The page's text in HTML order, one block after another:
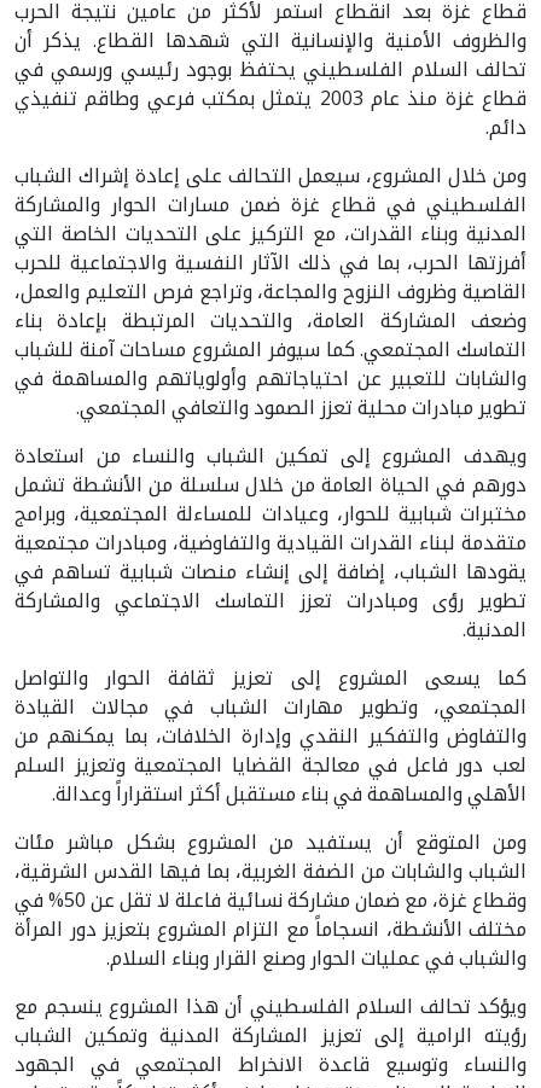
قطاع غزة بعد انقطاع استمر لأكثر من عامين نتيجة الحرب
والظروف الأمنية والإنسانية التي شهدها القطاع. يذكر أن
تحالف السلام الفلسطيني يحتفظ بوجود رئيسي ورسمي في
قطاع غزة منذ عام 2003 يتمثل بمكتب فرعي وطاقم تنفيذي
دائم.
ومن خلال المشروع، سيعمل التحالف على إعادة إشراك الشباب
الفلسطيني في قطاع غزة ضمن مسارات الحوار والمشاركة
المدنية وبناء القدرات، مع التركيز على التحديات الخاصة التي
أفرزتها الحرب، بما في ذلك الآثار النفسية والاجتماعية للحرب
القاصية وظروف النزوح والمجاعة، وتراجع فرص التعليم والعمل،
وضعف المشاركة العامة، والتحديات المرتبطة بإعادة بناء
التماسك المجتمعي. كما سيوفر المشروع مساحات آمنة للشباب
والشابات للتعبير عن احتياجاتهم وأولوياتهم والمساهمة في
تطوير مبادرات محلية تعزز الصمود والتعافي المجتمعي.
ويهدف المشروع إلى تمكين الشباب والنساء من استعادة
دورهم في الحياة العامة من خلال سلسلة من الأنشطة تشمل
مختبرات شبابية للحوار، وعيادات للمساءلة المجتمعية، وبرامج
متقدمة لبناء القدرات القيادية والتفاوضية، ومبادرات مجتمعية
يقودها الشباب، إضافة إلى إنشاء منصات شبابية تساهم في
تطوير رؤى ومبادرات تعزز التماسك الاجتماعي والمشاركة
المدنية.
كما يسعى المشروع إلى تعزيز ثقافة الحوار والتواصل
المجتمعي، وتطوير مهارات الشباب في مجالات القيادة
والتفاوض والتفكير النقدي وإدارة الخلافات، بما يمكنهم من
لعب دور فاعل في معالجة القضايا المجتمعية وتعزيز السلم
الأهلي والمساهمة في بناء مستقبل أكثر استقراراً وعدالة.
ومن المتوقع أن يستفيد من المشروع بشكل مباشر مئات
الشباب والشابات من الضفة الغربية، بما فيها القدس الشرقية،
وقطاع غزة، مع ضمان مشاركة نسائية فاعلة لا تقل عن 50% في
مختلف الأنشطة، انسجاماً مع التزام المشروع بتعزيز دور المرأة
والشباب في عمليات الحوار وصنع القرار وبناء السلام.
ويؤكد تحالف السلام الفلسطيني أن هذا المشروع ينسجم مع
رؤيته الرامية إلى تعزيز المشاركة المدنية وتمكين الشباب
والنساء وتوسيع قاعدة الانخراط المجتمعي في الجهود